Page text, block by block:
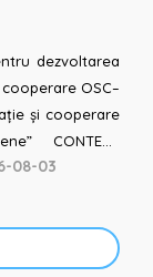
OSC–
08-03